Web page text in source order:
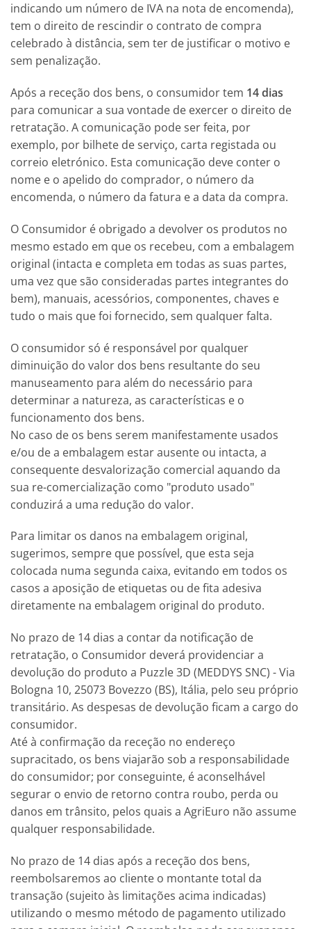
indicando um número de IVA na nota de encomenda),
tem o direito de rescindir o contrato de compra
celebrado à distância, sem ter de justificar o motivo e
sem penalização.
Após a receção dos bens, o consumidor tem 14 dias
para comunicar a sua vontade de exercer o direito de
retratação. A comunicação pode ser feita, por
exemplo, por bilhete de serviço, carta registada ou
correio eletrónico. Esta comunicação deve conter o
nome e o apelido do comprador, o número da
encomenda, o número da fatura e a data da compra.
O Consumidor é obrigado a devolver os produtos no
mesmo estado em que os recebeu, com a embalagem
original (intacta e completa em todas as suas partes,
uma vez que são consideradas partes integrantes do
bem), manuais, acessórios, componentes, chaves e
tudo o mais que foi fornecido, sem qualquer falta.
O consumidor só é responsável por qualquer
diminuição do valor dos bens resultante do seu
manuseamento para além do necessário para
determinar a natureza, as características e o
funcionamento dos bens.
No caso de os bens serem manifestamente usados
e/ou de a embalagem estar ausente ou intacta, a
consequente desvalorização comercial aquando da
sua re-comercialização como "produto usado"
conduzirá a uma redução do valor.
Para limitar os danos na embalagem original,
sugerimos, sempre que possível, que esta seja
colocada numa segunda caixa, evitando em todos os
casos a aposição de etiquetas ou de fita adesiva
diretamente na embalagem original do produto.
No prazo de 14 dias a contar da notificação de
retratação, o Consumidor deverá providenciar a
devolução do produto a Puzzle 3D (MEDDYS SNC) - Via
Bologna 10, 25073 Bovezzo (BS), Itália, pelo seu próprio
transitário. As despesas de devolução ficam a cargo do
consumidor.
Até à confirmação da receção no endereço
supracitado, os bens viajarão sob a responsabilidade
do consumidor; por conseguinte, é aconselhável
segurar o envio de retorno contra roubo, perda ou
danos em trânsito, pelos quais a AgriEuro não assume
qualquer responsabilidade.
No prazo de 14 dias após a receção dos bens,
reembolsaremos ao cliente o montante total da
transação (sujeito às limitações acima indicadas)
utilizando o mesmo método de pagamento utilizado